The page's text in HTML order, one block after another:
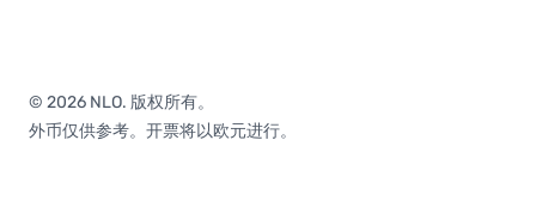
© 2026 NLO. 版权所有。
外币仅供参考。开票将以欧元进行。